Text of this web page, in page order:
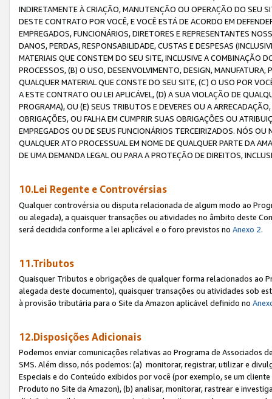
INDIRETAMENTE À CRIAÇÃO, MANUTENÇÃO OU OPERAÇÃO DO SEU
DESTE CONTRATO POR VOCÊ, E VOCÊ ESTÁ DE ACORDO EM
EMPREGADOS, FUNCIONÁRIOS, DIRETORES E REPRESENTANTES
DANOS, PERDAS, RESPONSABILIDADE, CUSTAS E DESPESAS
MATERIAIS QUE CONSTEM DO SEU SITE, INCLUSIVE A COMBINAÇÃO
PROCESSOS, (B) O USO, DESENVOLVIMENTO, DESIGN,
QUALQUER MATERIAL QUE CONSTE DO SEU SITE, (C) O USO POR
A ESTE CONTRATO OU LEI APLICÁVEL, (D) A SUA VIOLAÇÃO DE
PROGRAMA), OU (E) SEUS TRIBUTOS E DEVERES OU A
OBRIGAÇÕES, OU FALHA EM CUMPRIR SUAS OBRIGAÇÕES OU
EMPREGADOS OU DE SEUS FUNCIONÁRIOS TERCEIRIZADOS. NÓS
QUALQUER ATO PROCESSUAL EM NOME DE QUALQUER PARTE DA
DE UMA DEMANDA LEGAL OU PARA A PROTEÇÃO DE DIREITOS,
10.Lei Regente e Controvérsias
Qualquer controvérsia ou disputa relacionada de algum modo ao
ou alegada), a quaisquer transações ou atividades no âmbito deste
será decidida conforme a lei aplicável e o foro previstos no Anexo 2.
11.Tributos
Quaisquer Tributos e obrigações de qualquer forma relacionados ao
alegada deste documento), quaisquer transações ou atividades sob
à provisão tributária para o Site da Amazon aplicável definido no
12.Disposições Adicionais
Podemos enviar comunicações relativas ao Programa de Associados
SMS. Além disso, nós podemos: (a) monitorar, registrar, utilizar e
Especiais e do Conteúdo exibidos por você (por exemplo, se um
Produto no Site da Amazon), (b) analisar, monitorar, rastrear e